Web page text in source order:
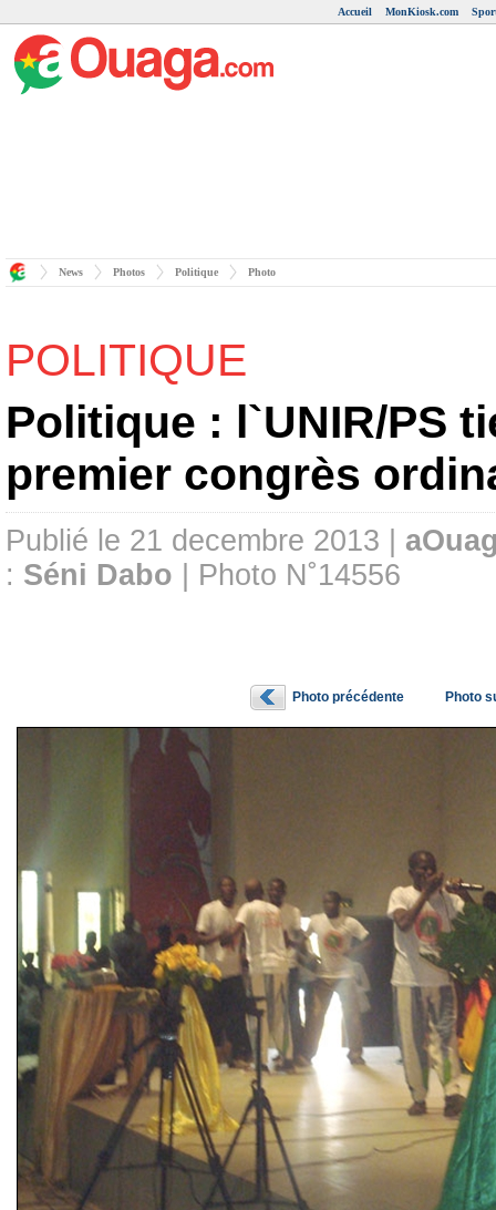
Accueil MonKiosk.com
News Photos Politique Photo
POLITIQUE
Politique : l`UNIR/PS
premier congrès
Publié le 21 decembre 2013 |
: Séni Dabo | Photo N˚14556
Photo précédente Photo